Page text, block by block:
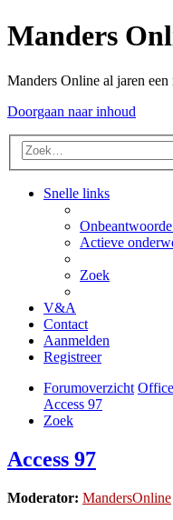
Manders
Manders Online al jaren
Doorgaan naar inhoud
Snelle links
Actieve
Zoek
V&A
Contact
Aanmelden
Registreer
Forumoverzicht
Access 97
Zoek
Access 97
Moderator: MandersOnline